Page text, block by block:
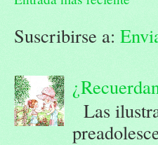
Suscribirse a:
Las